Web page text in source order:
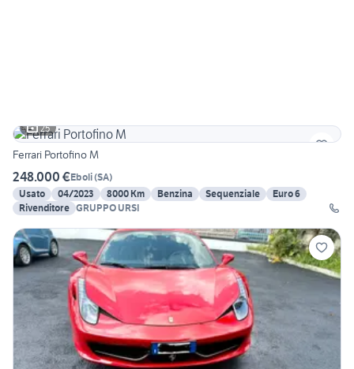
25
Ferrari Portofino M
248.000 €Eboli(SA)
Usato
04/2023 8000 Km Benzina Sequenziale
Euro 6
Rivenditore GRUPPO URSI